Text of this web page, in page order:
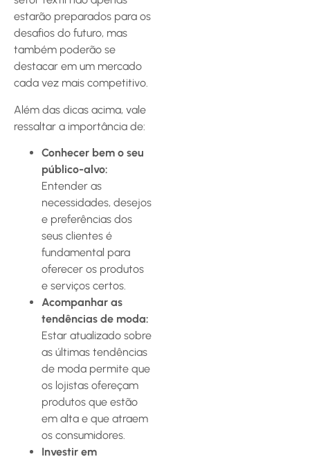
estarão preparados para os
desafios do futuro, mas
também poderão se
destacar em um mercado
cada vez mais competitivo.
Além das dicas acima, vale
ressaltar a importância de:
Conhecer bem o seu
público-alvo:
Entender as
necessidades, desejos
e preferências dos
seus clientes é
fundamental para
oferecer os produtos
e serviços certos.
Acompanhar as
tendências de moda:
Estar atualizado sobre
as últimas tendências
de moda permite que
os lojistas ofereçam
produtos que estão
em alta e que atraem
os consumidores.
Investir em